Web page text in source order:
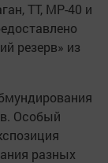
ТТ, МР-40 и
резерв» из
Особый
разных